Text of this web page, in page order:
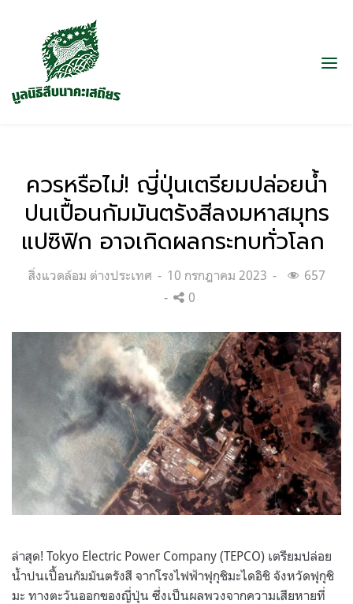
ควรหรือไม่! ญี่ปุ่นเตรียมปล่อยน้ำ
ปนเปื้อนกัมมันตรังสีลงมหาสมุทร
แปซิฟิก อาจเกิดผลกระทบทั่วโลก
Categories:
สิ่งแวดล้อม ต่างประเทศ
Posted
on
10 กรกฎาคม 2023
657
0
ล่าสุด! Tokyo Electric Power Company (TEPCO) เตรียมปล่อย
น้ำปนเปื้อนกัมมันตรังสี จากโรงไฟฟ้าฟุกุชิมะไดอิชิ จังหวัดฟุกุชิ
มะ ทางตะวันออกของญี่ปุ่น ซึ่งเป็นผลพวงจากความเสียหายที่